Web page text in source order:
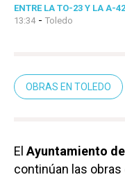
ENTRE LA TO-23 Y LA A-42
13:34- Toledo
OBRAS EN TOLEDO
El Ayuntamiento
continúan las